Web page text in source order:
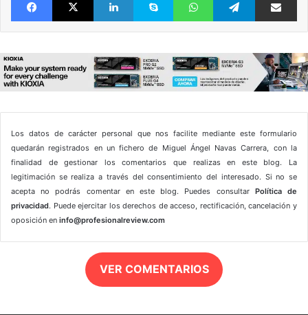
Los datos de carácter personal que nos facilite mediante este formulario
quedarán registrados en un fichero de Miguel Ángel Navas Carrera, con la
finalidad de gestionar los comentarios que realizas en este blog. La
legitimación se realiza a través del consentimiento del interesado. Si no se
acepta no podrás comentar en este blog. Puedes consultar Política de
privacidad. Puede ejercitar los derechos de acceso, rectificación, cancelación y
oposición en info@profesionalreview.com
VER COMENTARIOS